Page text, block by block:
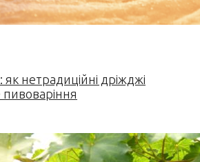
нетрадиційні дріжджі